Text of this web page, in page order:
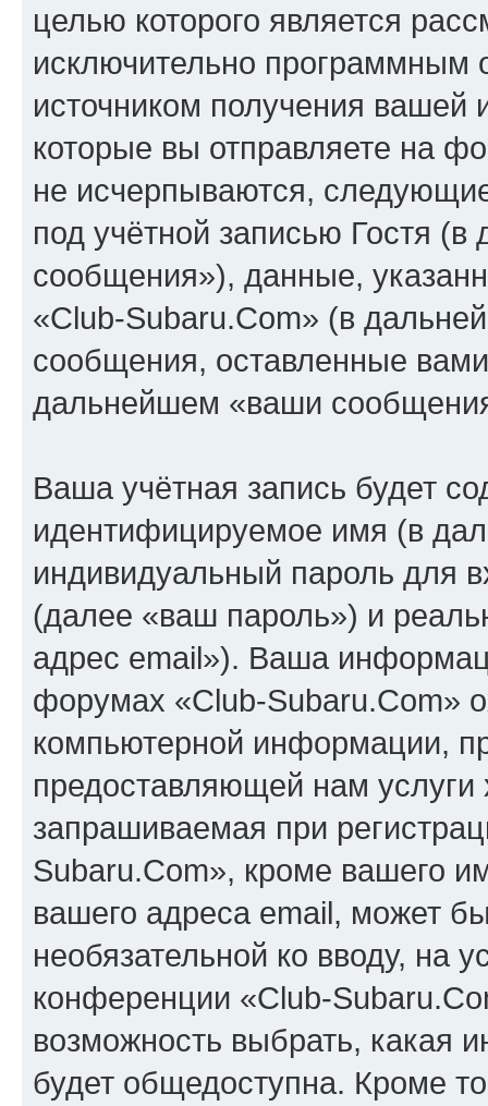
целью которого является
исключительно программным
источником получения
которые вы отправляете на
не исчерпываются,
под учётной записью Гостя
сообщения»), данные,
«Club-Subaru.Com» (в
сообщения, оставленные
дальнейшем «ваши
Ваша учётная запись будет
идентифицируемое имя (в
индивидуальный пароль для
(далее «ваш пароль») и
адрес email»). Ваша
форумах «Club-Subaru.Com»
компьютерной информации,
предоставляющей нам
запрашиваемая при
Subaru.Com», кроме вашего
вашего адреса email, может
необязательной ко вводу, на
конференции «Club-
возможность выбрать, какая
будет общедоступна. Кроме